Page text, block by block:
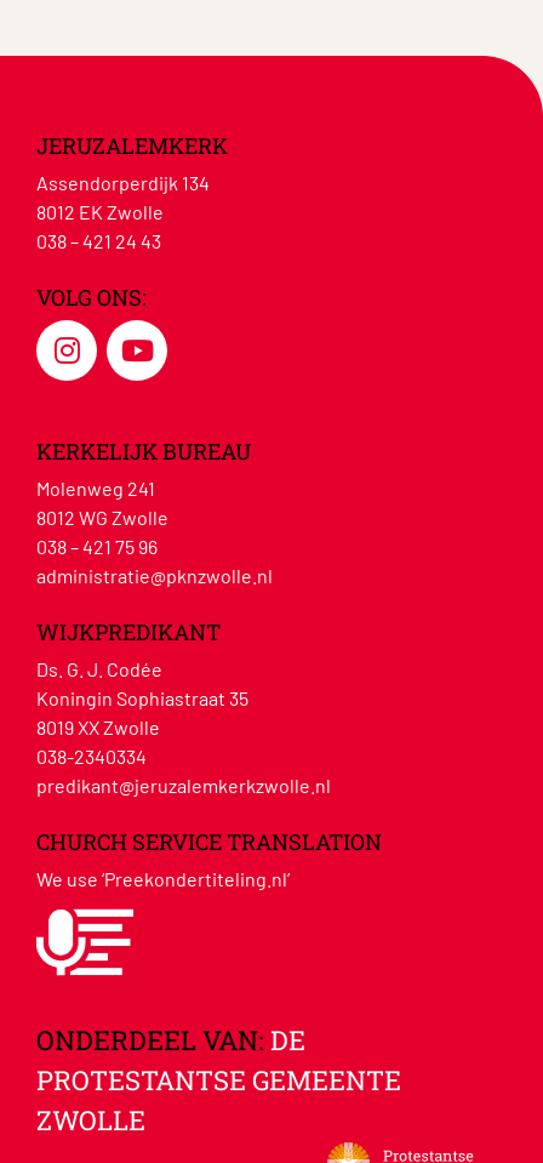
JERUZALEMKERK
Assendorperdijk 134
8012 EK Zwolle
038 – 421 24 43
VOLG ONS:
KERKELIJK BUREAU
Molenweg 241
8012 WG Zwolle
038 – 421 75 96
administratie@pknzwolle.nl
WIJKPREDIKANT
Ds. G. J. Codée
Koningin Sophiastraat 35
8019 XX Zwolle
038-2340334
predikant@jeruzalemkerkzwolle.nl
CHURCH SERVICE TRANSLATION
We use ‘Preekondertiteling.nl’
ONDERDEEL VAN: DE
PROTESTANTSE GEMEENTE
ZWOLLE